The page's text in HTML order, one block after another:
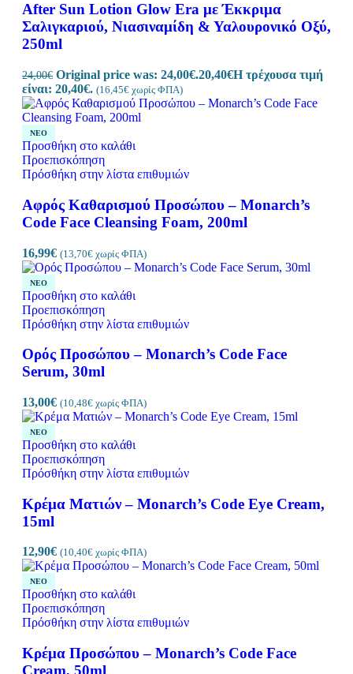
After Sun Lotion Glow Era με Έκκριμα
Σαλιγκαριού, Νιασιναμίδη & Υαλουρονικό Οξύ,
250ml
24,00€ Original price was: 24,00€.20,40€Η τρέχουσα τιμή
είναι: 20,40€. (16,45€ χωρίς ΦΠΑ)
ΝΈΟ
Προσθήκη στο καλάθι
Προεπισκόπηση
Πρόσθήκη στην λίστα επιθυμιών
Αφρός Καθαρισμού Προσώπου – Monarch’s
Code Face Cleansing Foam, 200ml
16,99€ (13,70€ χωρίς ΦΠΑ)
ΝΈΟ
Προσθήκη στο καλάθι
Προεπισκόπηση
Πρόσθήκη στην λίστα επιθυμιών
Ορός Προσώπου – Monarch’s Code Face
Serum, 30ml
13,00€ (10,48€ χωρίς ΦΠΑ)
ΝΈΟ
Προσθήκη στο καλάθι
Προεπισκόπηση
Πρόσθήκη στην λίστα επιθυμιών
Κρέμα Ματιών – Monarch’s Code Eye Cream,
15ml
12,90€ (10,40€ χωρίς ΦΠΑ)
ΝΈΟ
Προσθήκη στο καλάθι
Προεπισκόπηση
Πρόσθήκη στην λίστα επιθυμιών
Κρέμα Προσώπου – Monarch’s Code Face
Cream, 50ml